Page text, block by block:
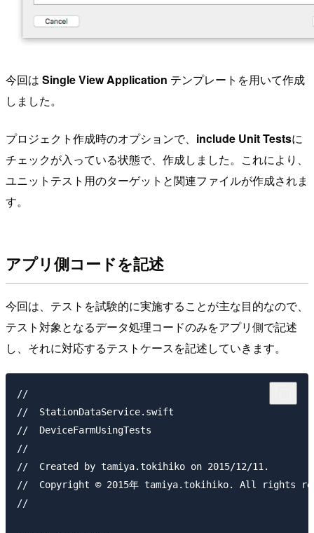
今回は Single View Application テンプレートを用いて作成
しました。
プロジェクト作成時のオプションで、 include Unit Testsに
チェックが入っている状態で、作成しました。これにより、
ユニットテスト用のターゲットと関連ファイルが作成されま
す。
アプリ側コードを記述
今回は、テストを試験的に実施することが主な目的なので、
テスト対象となるデータ処理コードのみをアプリ側で記述
し、それに対応するテストケースを記述していきます。
//
//  StationDataService.swift
//  DeviceFarmUsingTests
//
//  Created by tamiya.tokihiko on 2015/12/11.
//  Copyright © 2015年 tamiya.tokihiko. All rights
//